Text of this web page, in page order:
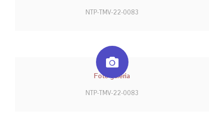
NTP-TMV-22-0083
Fotó galéria
NTP-TMV-22-0083